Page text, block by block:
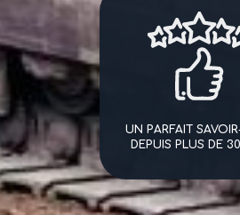
UN PARFAIT
DEPUIS PLUS DE